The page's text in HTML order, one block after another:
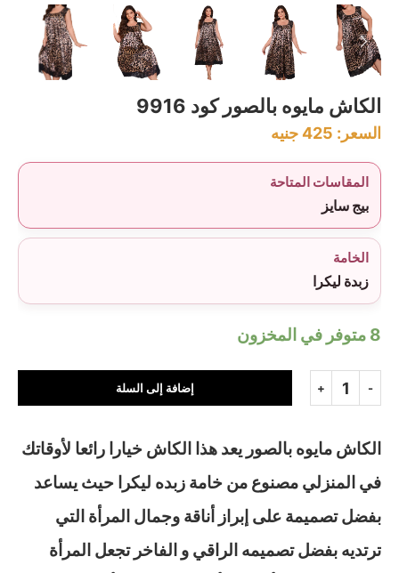
الكاش مايوه بالصور كود 9916
السعر: 425جنيه
المقاسات المتاحة
بيج سايز
الخامة
زبدة ليكرا
8 متوفر في المخزون
إضافة إلى السلة
الكاش مايوه بالصور يعد هذا الكاش خيارا رائعا لأوقاتك
في المنزلي مصنوع من خامة زبده ليكرا حيث يساعد
بفضل تصميمة على إبراز أناقة وجمال المرأة التي
ترتديه بفضل تصميمه الراقي و الفاخر تجعل المرأة